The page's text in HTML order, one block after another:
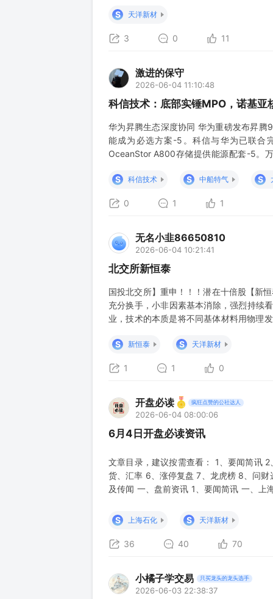
S 天洋新材
3 0 11
激进的保守
2026-06-04 11:10:48
科信技术：底部实锤MPO，诺基亚
华为昇腾生态深度协同 华为重磅发布昇
能成为必选方案-5。科信与华为已联合
OceanStor A800存储提供能源配套-5。
重大拓展- 。同时，公
S 科信技术 S 中船特气 S
0 1 1
无名小韭86650810
2026-06-04 10:21:41
北交所新恒泰
国投北交所】重申！！！潜在十倍股【新
充分换手，小非因素基本消除，强烈持续
业，技术的本质是将不同基体材料用物理
池渗透率超40%，占宁德份额超90%，目
S 新恒泰 S 天洋新材
1 1 0
开盘必读 疯狂点赞的公社达人
2026-06-04 08:00:06
6月4日开盘必读资讯
文章目录，建议按需查看： 1、要闻简讯
货、汇率 6、涨停复盘 7、龙虎榜 8、问
及传闻 一、盘前资讯 1、要闻简讯 一、上
体系性推进，加快形成本地区、本部门、
S 上海石化 S 天洋新材
36 40 70
小橘子学交易 只买龙头的龙头选手
2026-06-03 22:38:37